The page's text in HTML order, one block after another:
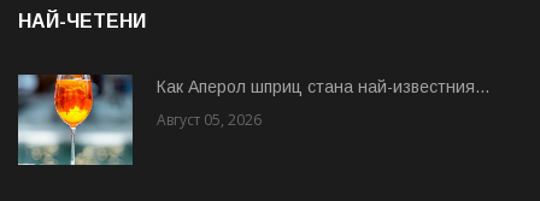
НАЙ-ЧЕТЕНИ
Как Аперол шприц стана най-известния...
Август 05, 2026